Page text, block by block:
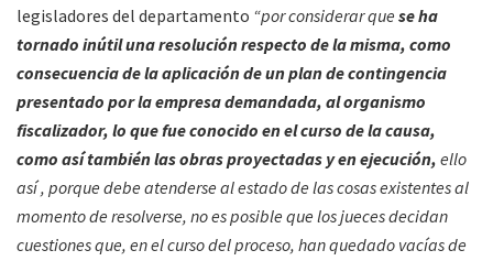
legisladores del departamento “por considerar que se ha
tornado inútil una resolución respecto de la misma, como
consecuencia de la aplicación de un plan de contingencia
presentado por la empresa demandada, al organismo
fiscalizador, lo que fue conocido en el curso de la causa,
como así también las obras proyectadas y en ejecución, ello
así , porque debe atenderse al estado de las cosas existentes al
momento de resolverse, no es posible que los jueces decidan
cuestiones que, en el curso del proceso, han quedado vacías de